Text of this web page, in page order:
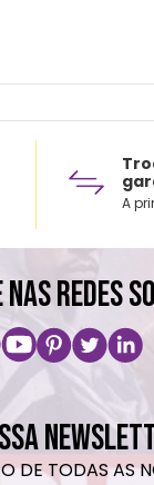
A
REDES
DE TODAS AS